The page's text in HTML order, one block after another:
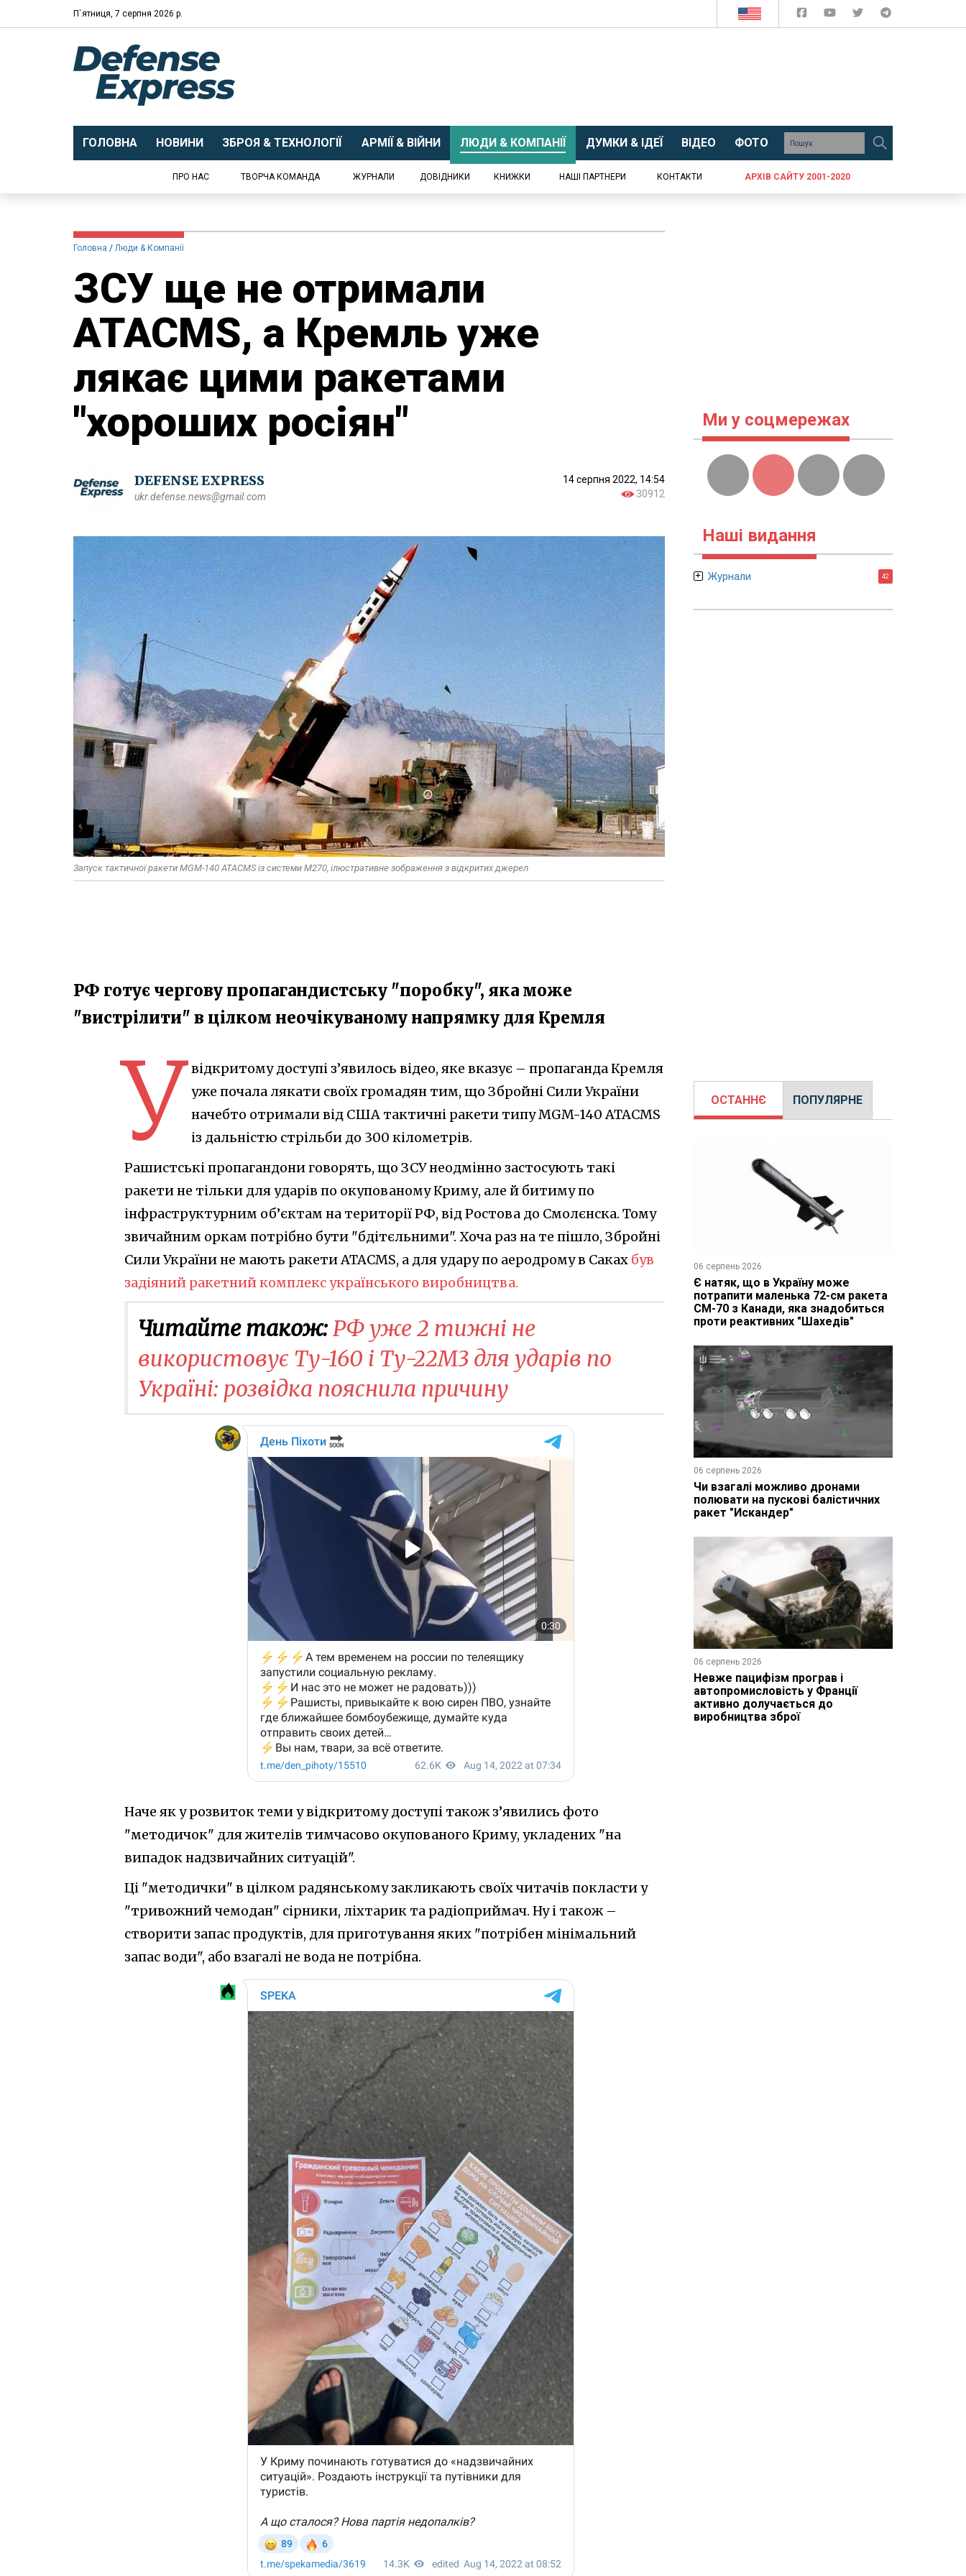
П`ятниця, 7 серпня 2026 р.
ГОЛОВНА НОВИНИ ЗБРОЯ & ТЕХНОЛОГІЇ АРМІЇ & ВІЙНИ ЛЮДИ & КОМПАНІЇ ДУМКИ & ІДЕЇ ВІДЕО ФОТО
ПРО НАС ТВОРЧА КОМАНДА ЖУРНАЛИ ДОВІДНИКИ КНИЖКИ НАШІ ПАРТНЕРИ КОНТАКТИ АРХІВ САЙТУ 2001-2020
Головна Люди & Компанії
ЗСУ ще не отримали
ATACMS, а Кремль уже
лякає цими ракетами
"хороших росіян"
DEFENSE EXPRESS
ukr.defense.news@gmail.com
14 серпня 2022, 14:54
30912
Запуск тактичної ракети MGM-140 ATACMS із системи M270, ілюстративне зображення з відкритих джерел
РФ готує чергову пропагандистську "поробку", яка може
"вистрілити" в цілком неочікуваному напрямку для Кремля
У відкритому доступі з’явилось відео, яке вказує – пропаганда Кремля
уже почала лякати своїх громадян тим, що Збройні Сили України
начебто отримали від США тактичні ракети типу MGM-140 ATACMS
із дальністю стрільби до 300 кілометрів.
Рашистські пропагандони говорять, що ЗСУ неодмінно застосують такі
ракети не тільки для ударів по окупованому Криму, але й битиму по
інфраструктурним об’єктам на території РФ, від Ростова до Смолєнска. Тому
звичайним оркам потрібно бути "бдітєльними". Хоча раз на те пішло, Збройні
Сили України не мають ракети ATACMS, а для удару по аеродрому в Саках був
задіяний ракетний комплекс українського виробництва.
Читайте також:РФ уже 2 тижні не
використовує Ту-160 і Ту-22М3 для ударів по
Україні: розвідка пояснила причину
Наче як у розвиток теми у відкритому доступі також з’явились фото
"методичок" для жителів тимчасово окупованого Криму, укладених "на
випадок надзвичайних ситуацій".
Ці "методички" в цілком радянському закликають своїх читачів покласти у
"тривожний чемодан" сірники, ліхтарик та радіоприймач. Ну і також –
створити запас продуктів, для приготування яких "потрібен мінімальний
запас води", або взагалі не вода не потрібна.
Ми у соцмережах
Наші видання
Журнали 42
ОСТАННЄ ПОПУЛЯРНЕ
06 серпень 2026
Є натяк, що в Україну може
потрапити маленька 72-см ракета
CM-70 з Канади, яка знадобиться
проти реактивних "Шахедів"
06 серпень 2026
Чи взагалі можливо дронами
полювати на пускові балістичних
ракет "Искандер"
06 серпень 2026
Невже пацифізм програв і
автопромисловість у Франції
активно долучається до
виробництва зброї